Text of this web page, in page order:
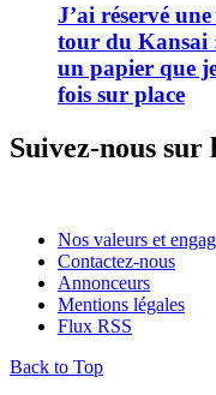
J’ai réservé
tour du Kansai
un papier que
fois sur place
Suivez-nous sur
Nos valeurs et
Contactez-nous
Annonceurs
Mentions légales
Flux RSS
Back to Top